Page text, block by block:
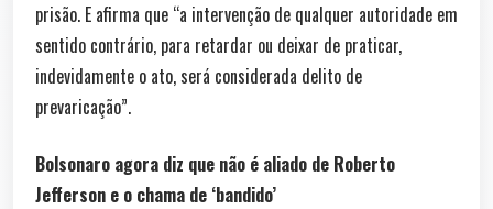
prisão. E afirma que “a intervenção de qualquer autoridade em
sentido contrário, para retardar ou deixar de praticar,
indevidamente o ato, será considerada delito de
prevaricação”.
Bolsonaro agora diz que não é aliado de Roberto
Jefferson e o chama de ‘bandido’